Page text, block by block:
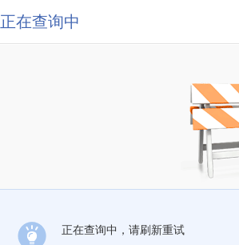
正在查询中
正在查询中，请刷新重试